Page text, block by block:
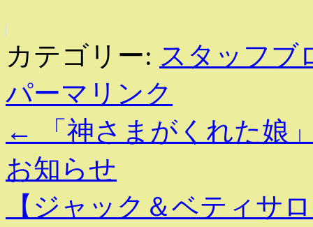
カテゴリー: スタッフブ
パーマリンク
←
「神さまがくれた娘
お知らせ
【ジャック＆ベティサ